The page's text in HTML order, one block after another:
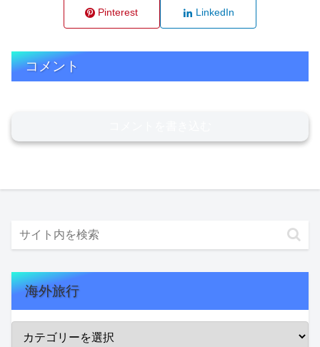
Pinterest LinkedIn
コメント
海外旅行